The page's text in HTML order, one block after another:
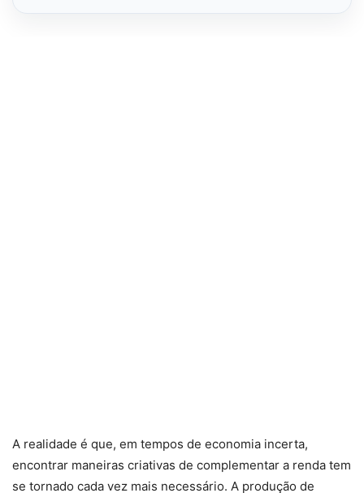
A realidade é que, em tempos de economia incerta,
encontrar maneiras criativas de complementar a renda tem
se tornado cada vez mais necessário. A produção de